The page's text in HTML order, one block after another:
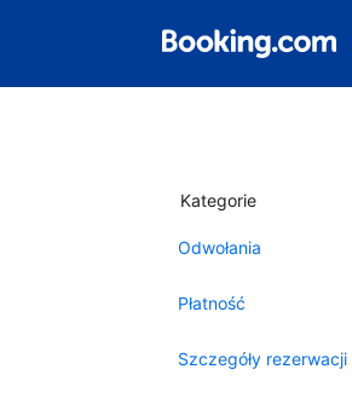
Kategorie
Odwołania
Płatność
Szczegóły rezerwacji